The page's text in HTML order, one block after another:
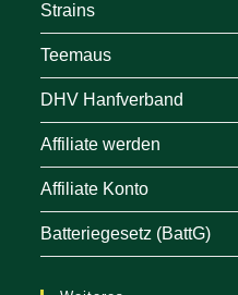
Strains
Teemaus
DHV Hanfverband
Affiliate werden
Affiliate Konto
Batteriegesetz (BattG)